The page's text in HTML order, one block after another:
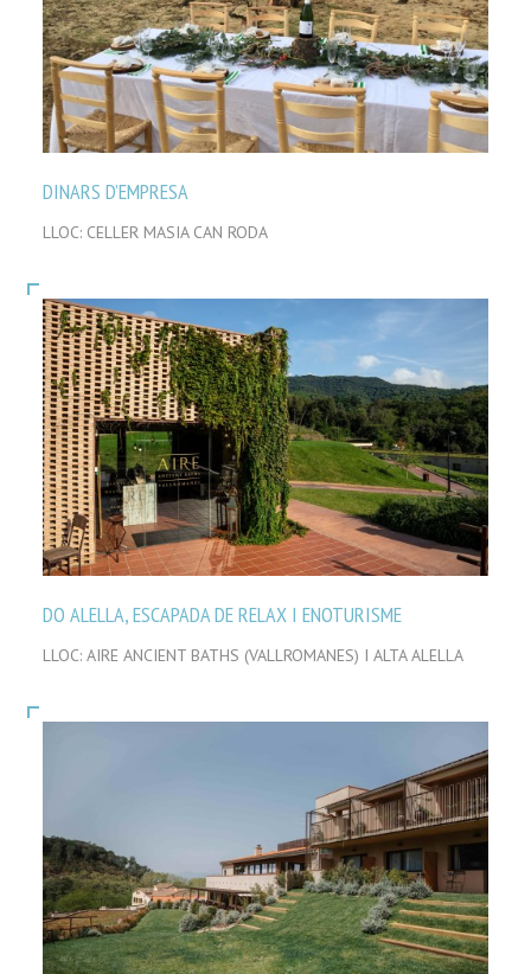
DINARS D’EMPRESA
LLOC: CELLER MASIA CAN RODA
DO ALELLA, ESCAPADA DE RELAX I ENOTURISME
LLOC: AIRE ANCIENT BATHS (VALLROMANES) I ALTA ALELLA